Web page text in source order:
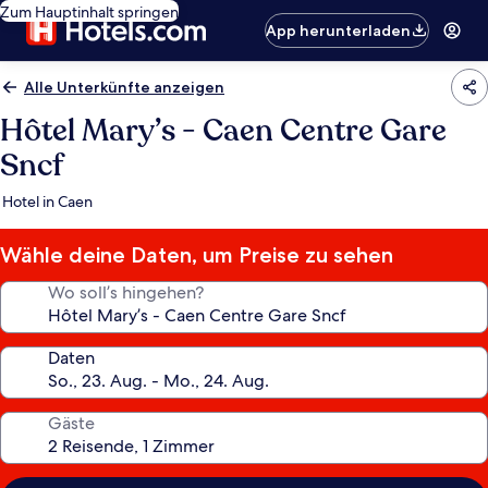
Zum Hauptinhalt springen
App herunterladen
Alle Unterkünfte anzeigen
Hôtel Mary’s - Caen Centre Gare
Sncf
Hotel in Caen
Wähle deine Daten, um Preise zu sehen
Wo soll’s hingehen?
Daten
Gäste